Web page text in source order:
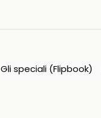
Gli speciali (Flipbook)